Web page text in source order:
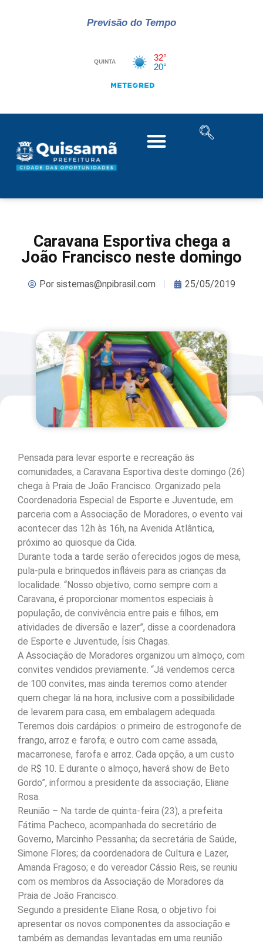
Previsão do Tempo
Caravana Esportiva chega a
João Francisco neste domingo
Porsistemas@npibrasil.com 25/05/2019
Pensada para levar esporte e recreação às
comunidades, a Caravana Esportiva deste domingo (26)
chega à Praia de João Francisco. Organizado pela
Coordenadoria Especial de Esporte e Juventude, em
parceria com a Associação de Moradores, o evento vai
acontecer das 12h às 16h, na Avenida Atlântica,
próximo ao quiosque da Cida.
Durante toda a tarde serão oferecidos jogos de mesa,
pula-pula e brinquedos infláveis para as crianças da
localidade. “Nosso objetivo, como sempre com a
Caravana, é proporcionar momentos especiais à
população, de convivência entre pais e filhos, em
atividades de diversão e lazer”, disse a coordenadora
de Esporte e Juventude, Ísis Chagas.
A Associação de Moradores organizou um almoço, com
convites vendidos previamente. “Já vendemos cerca
de 100 convites, mas ainda teremos como atender
quem chegar lá na hora, inclusive com a possibilidade
de levarem para casa, em embalagem adequada.
Teremos dois cardápios: o primeiro de estrogonofe de
frango, arroz e farofa; e outro com carne assada,
macarronese, farofa e arroz. Cada opção, a um custo
de R$ 10. E durante o almoço, haverá show de Beto
Gordo”, informou a presidente da associação, Eliane
Rosa.
Reunião – Na tarde de quinta-feira (23), a prefeita
Fátima Pacheco, acompanhada do secretário de
Governo, Marcinho Pessanha; da secretária de Saúde,
Simone Flores; da coordenadora de Cultura e Lazer,
Amanda Fragoso; e do vereador Cássio Reis, se reuniu
com os membros da Associação de Moradores da
Praia de João Francisco.
Segundo a presidente Eliane Rosa, o objetivo foi
apresentar os novos componentes da associação e
também as demandas levantadas em uma reunião